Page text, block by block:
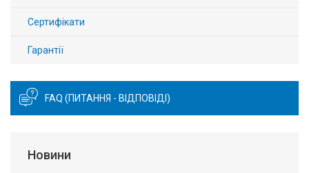
Сертифікати
Гарантії
FAQ (ПИТАННЯ - ВІДПОВІДІ)
Новини